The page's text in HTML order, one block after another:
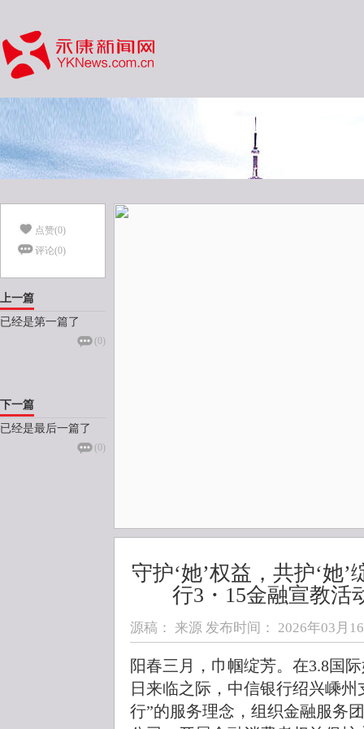
点赞(0)
评论(0)
上一篇
已经是第一篇了
(0)
下一篇
已经是最后一篇了
(0)
守护‘她’权益，共护‘她
行3・15金融宣教活
源稿： 来源 发布时间： 2026年03月
阳春三月，巾帼绽芳。在3.8国
日来临之际，中信银行绍兴嵊
行”的服务理念，组织金融服务